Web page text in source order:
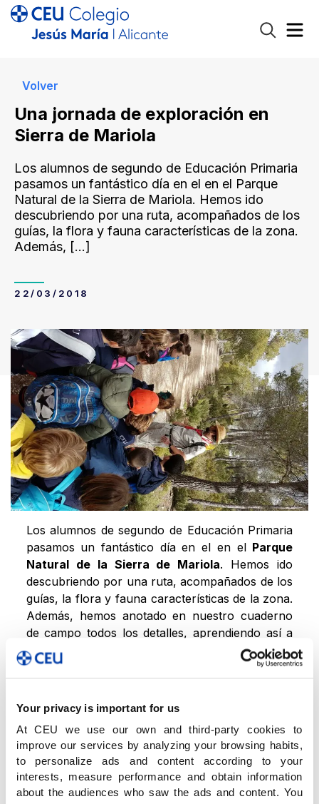
Your privacy is important for us
At CEU we use our own and third-party cookies to
improve our services by analyzing your browsing habits,
to personalize ads and content according to your
interests, measure performance and obtain information
about the audiences who saw the ads and content. You
Volver
Una jornada de exploración en
Sierra de Mariola
Los alumnos de segundo de Educación Primaria
pasamos un fantástico día en el en el Parque
Natural de la Sierra de Mariola. Hemos ido
descubriendo por una ruta, acompañados de los
guías, la flora y fauna características de la zona.
Además, […]
22/03/2018
Los alumnos de segundo de Educación Primaria
pasamos un fantástico día en el en el Parque
Natural de la Sierra de Mariola. Hemos ido
descubriendo por una ruta, acompañados de los
guías, la flora y fauna características de la zona.
Además, hemos anotado en nuestro cuaderno
de campo todos los detalles, aprendiendo así a
ser unos buenos exploradores.
Un día de clase diferente
en un entorno natural
único
Estas actividades llevan el aprendizaje fuera de
las aulas, convirtiéndolo en experiencial, activo y